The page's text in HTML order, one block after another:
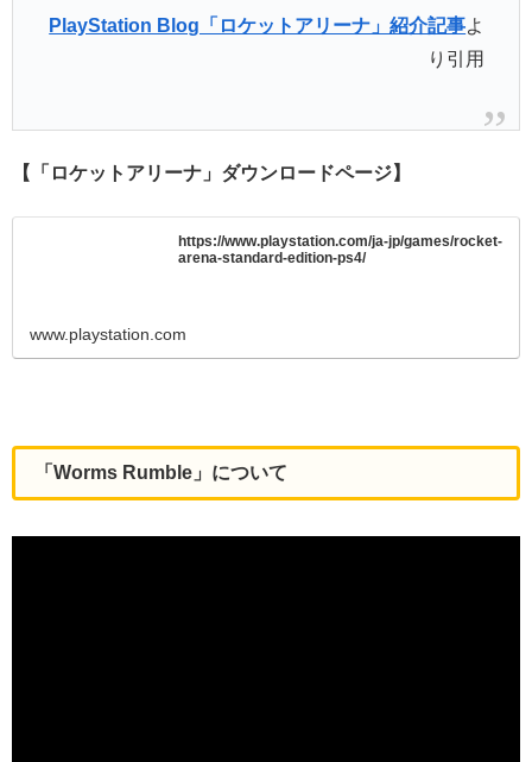
PlayStation Blog「ロケットアリーナ」紹介記事よ
り引用
【「ロケットアリーナ」ダウンロードページ】
https://www.playstation.com/ja-jp/games/rocket-
arena-standard-edition-ps4/
www.playstation.com
「Worms Rumble」について